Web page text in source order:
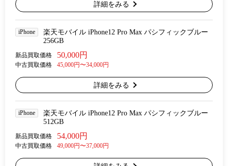
詳細をみる
iPhone
楽天モバイル iPhone12 Pro Max パシフィックブルー
256GB
新品買取価格 50,000円
中古買取価格 45,000円〜34,000円
詳細をみる
iPhone
楽天モバイル iPhone12 Pro Max パシフィックブルー
512GB
新品買取価格 54,000円
中古買取価格 49,000円〜37,000円